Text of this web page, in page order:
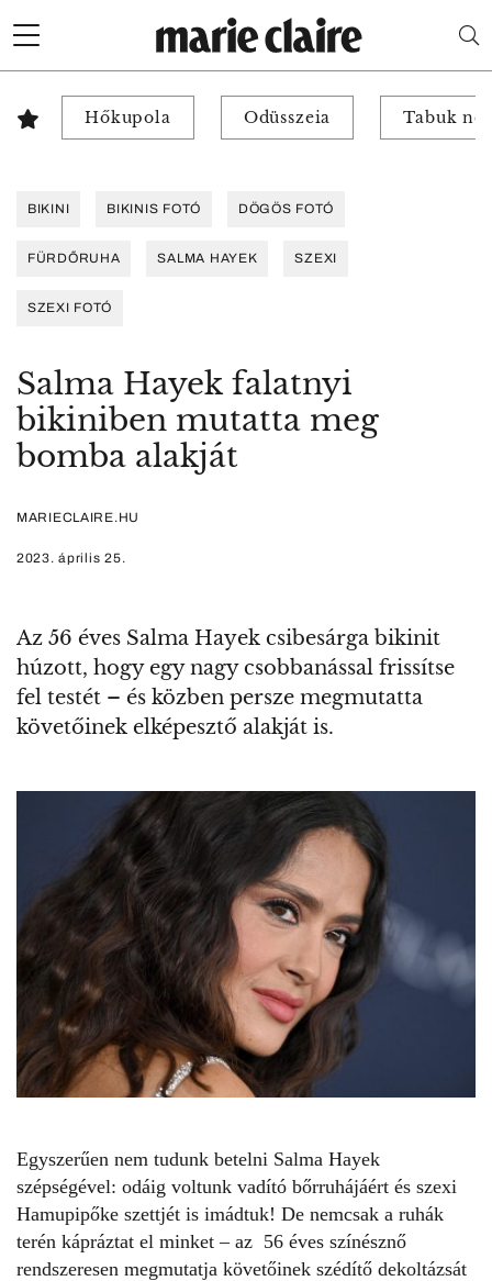
Hőkupola Odüsszeia Tabuk
BIKINI BIKINIS FOTÓ DÖGÖS FOTÓ
FÜRDŐRUHA SALMA HAYEK SZEXI
SZEXI FOTÓ
Salma Hayek falatnyi
bikiniben mutatta meg
bomba alakját
MARIECLAIRE.HU
2023. április 25.
Az 56 éves Salma Hayek csibesárga bikinit
húzott, hogy egy nagy csobbanással frissítse
fel testét – és közben persze megmutatta
követőinek elképesztő alakját is.
Egyszerűen nem tudunk betelni Salma Hayek
szépségével: odáig voltunk vadító bőrruhájáért és szexi
Hamupipőke szettjét is imádtuk! De nemcsak a ruhák
terén kápráztat el minket – az 56 éves színésznő
rendszeresen megmutatja követőinek szédítő dekoltázsát